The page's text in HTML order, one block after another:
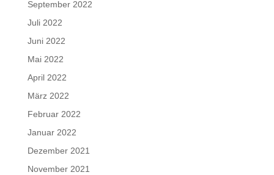
September 2022
Juli 2022
Juni 2022
Mai 2022
April 2022
März 2022
Februar 2022
Januar 2022
Dezember 2021
November 2021